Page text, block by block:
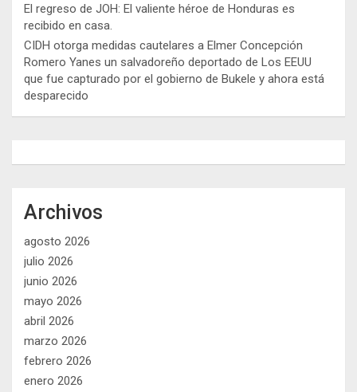
El regreso de JOH: El valiente héroe de Honduras es
recibido en casa.
CIDH otorga medidas cautelares a Elmer Concepción
Romero Yanes un salvadoreño deportado de Los EEUU
que fue capturado por el gobierno de Bukele y ahora está
desparecido
Archivos
agosto 2026
julio 2026
junio 2026
mayo 2026
abril 2026
marzo 2026
febrero 2026
enero 2026